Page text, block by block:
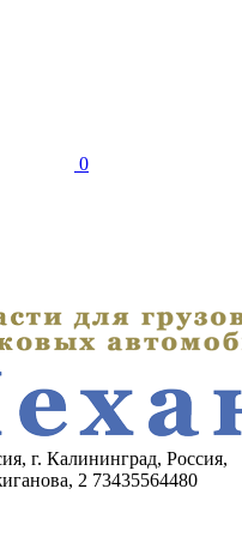
0
г. Калининград, Россия,
2 73435564480